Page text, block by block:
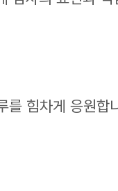
를 힘차게 응원합